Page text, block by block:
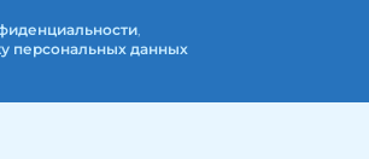
,
персональных данных